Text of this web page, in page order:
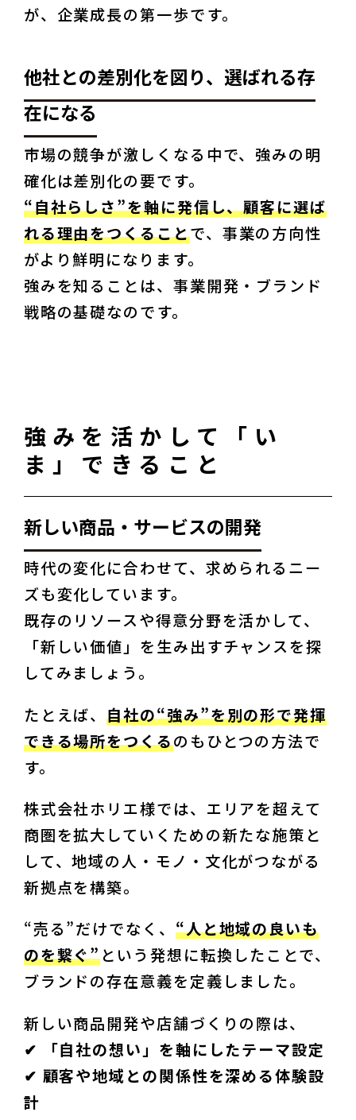
が、企業成長の第一歩です。
他社との差別化を図り、選ばれる存
在になる
市場の競争が激しくなる中で、強みの明
“自社らしさ”を軸に発信し、顧客に選ば
れる理由をつくることで、事業の方向性
がより鮮明になります。
強みを知ることは、事業開発・ブランド
戦略の基礎なのです。
強みを活かして「い
ま」できること
新しい商品・サービスの開発
時代の変化に合わせて、求められるニー
ズも変化しています。
既存のリソースや得意分野を活かして、
「新しい価値」を生み出すチャンスを探
してみましょう。
たとえば、自社の“強み”を別の形で発揮
できる場所をつくるのもひとつの方法で
す。
株式会社ホリエ様では、エリアを超えて
商圏を拡大していくための新たな施策と
して、地域の人・モノ・文化がつながる
新拠点を構築。
“売る”だけでなく、 “人と地域の良いも
のを繋ぐ”という発想に転換したことで、
ブランドの存在意義を定義しました。
新しい商品開発や店舗づくりの際は、
✔︎ 「自社の想い」を軸にしたテーマ設定
✔︎ 顧客や地域との関係性を深める体験設
計